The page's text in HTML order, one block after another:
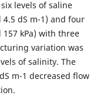
levels of saline
dS m-1) and four
kPa) with three
variation was
of salinity. The
m-1 decreased flow